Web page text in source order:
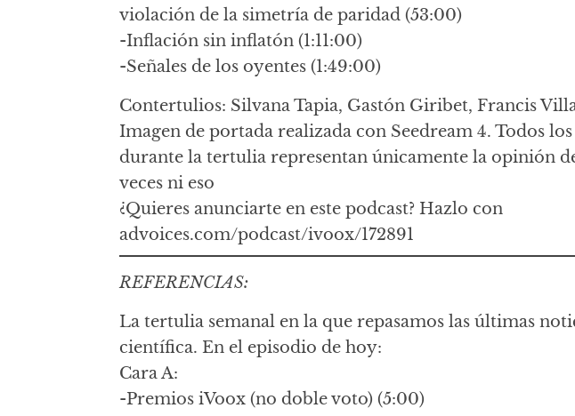
violación de la simetría de paridad (53:00)
-Inflación sin inflatón (1:11:00)
-Señales de los oyentes (1:49:00)
Contertulios: Silvana Tapia, Gastón Giribet, Francis
Imagen de portada realizada con Seedream 4. Todos
durante la tertulia representan únicamente la opinión
veces ni eso
¿Quieres anunciarte en este podcast? Hazlo con
advoices.com/podcast/ivoox/172891
REFERENCIAS:
La tertulia semanal en la que repasamos las últimas
científica. En el episodio de hoy:
Cara A:
-Premios iVoox (no doble voto) (5:00)